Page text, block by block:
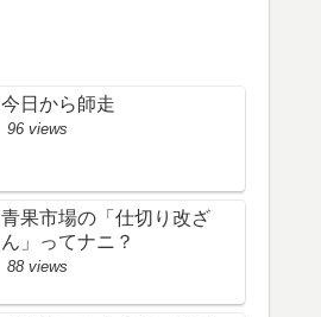
今日から師走
96 views
青果市場の「仕切り改ざ
ん」ってナニ？
88 views